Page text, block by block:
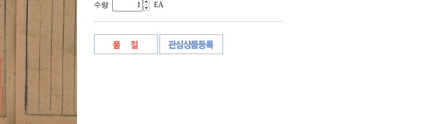
수량 EA